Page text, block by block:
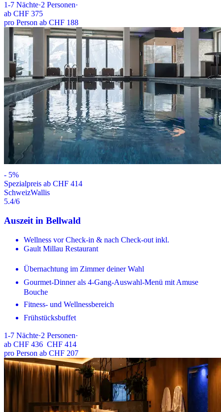
1-7 Nächte·2 Personen·
ab CHF 375
pro Person ab CHF 188
- 5%
Spezialpreis ab CHF 414
SchweizWallis
5.4/6
Auszeit in Bellwald
Wellness vor Check-in & nach Check-out inkl.
Gault Millau Restaurant
Übernachtung im Zimmer deiner Wahl
Gourmet-Dinner als 4-Gang-Auswahl-Menü mit Amuse
Bouche
Fitness- und Wellnessbereich
Frühstücksbuffet
1-7 Nächte·2 Personen·
ab CHF 436 CHF 414
pro Person ab CHF 207